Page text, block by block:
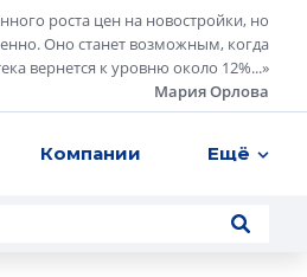
роста цен на новостройки, но
Оно станет возможным, когда
вернется к уровню около 12%...»
Мария Орлова
Компании Ещё